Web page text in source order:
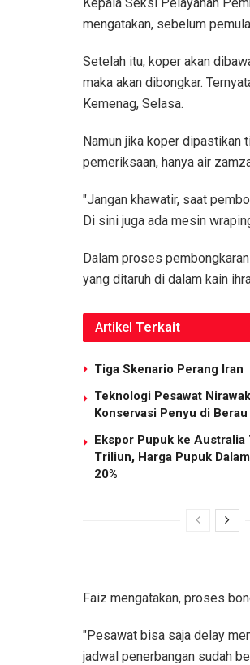
mengatakan, sebelum
Setelah itu, koper akan
maka akan dibongkar.
Kemenag, Selasa.
Namun jika koper dipastikan
pemeriksaan, hanya air
"Jangan khawatir, saat
Di sini juga ada mesin
Dalam proses
yang ditaruh di dalam kain
Artikel Terkait
Tiga Skenario Perang Iran
Teknologi Pesawat
Konservasi Penyu di Berau
Ekspor Pupuk ke Australia
Triliun, Harga Pupuk
20%
Faiz mengatakan, proses
"Pesawat bisa saja delay
jadwal penerbangan sudah